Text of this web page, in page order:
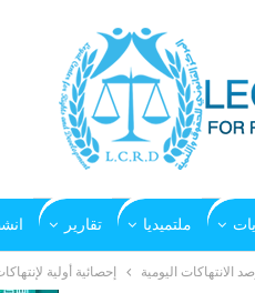
ملتميديا تقارير
الانتهاكات اليومية إحصائية أولية لإنتهاكات